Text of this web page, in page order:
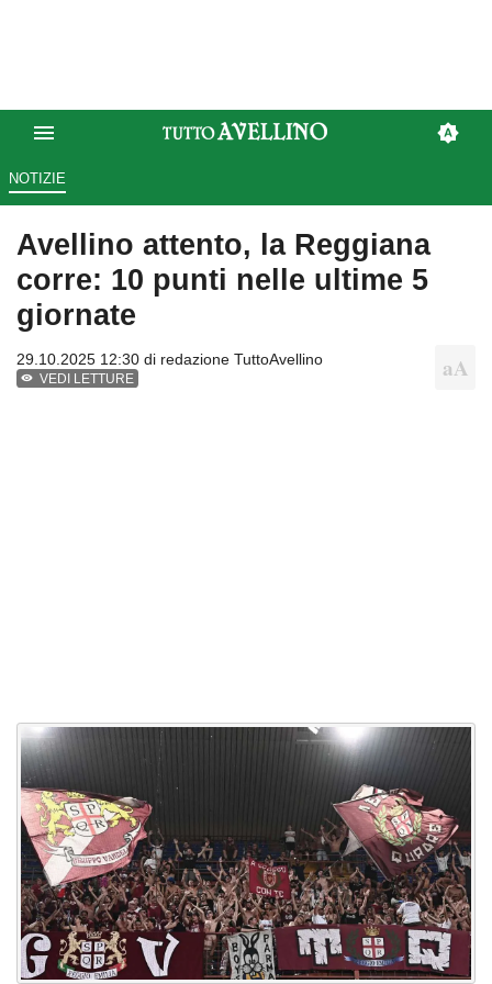
NOTIZIE
Avellino attento, la Reggiana
corre: 10 punti nelle ultime 5
giornate
29.10.2025 12:30 di redazione TuttoAvellino
VEDI LETTURE